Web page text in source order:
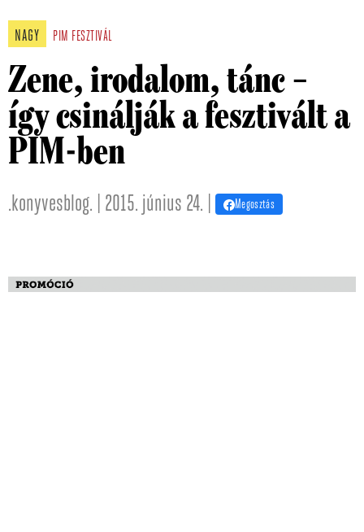
NAGY PIM FESZTIVÁL
Zene, irodalom, tánc –
így csinálják a fesztivált a
PIM-ben
.konyvesblog. | 2015. június 24. | Megosztás